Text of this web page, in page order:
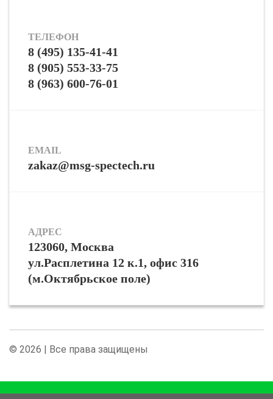
ТЕЛЕФОН
8 (495) 135-41-41
8 (905) 553-33-75
8 (963) 600-76-01
EMAIL
zakaz@msg-spectech.ru
АДРЕС
123060, Москва
ул.Расплетина 12 к.1, офис 316
(м.Октябрьское поле)
© 2026 | Все права защищены